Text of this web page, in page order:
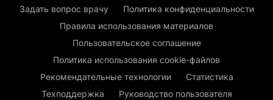
Задать вопрос врачу
Политика конфиденциальности
Правила использования материалов
Пользовательское соглашение
Политика использования cookie-файлов
Рекомендательные технологии
Статистика
Техподдержка
Руководство пользователя